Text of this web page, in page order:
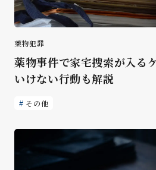
薬物犯罪
薬物事件で家宅捜索が入る
いけない行動も解説
その他